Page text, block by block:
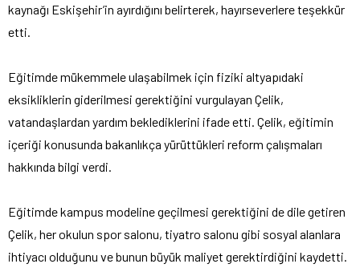
kaynağı Eskişehir’in ayırdığını belirterek, hayırseverlere teşekkür
etti.
Eğitimde mükemmele ulaşabilmek için fiziki altyapıdaki
eksikliklerin giderilmesi gerektiğini vurgulayan Çelik,
vatandaşlardan yardım beklediklerini ifade etti. Çelik, eğitimin
içeriği konusunda bakanlıkça yürüttükleri reform çalışmaları
hakkında bilgi verdi.
Eğitimde kampus modeline geçilmesi gerektiğini de dile getiren
Çelik, her okulun spor salonu, tiyatro salonu gibi sosyal alanlara
ihtiyacı olduğunu ve bunun büyük maliyet gerektirdiğini kaydetti.